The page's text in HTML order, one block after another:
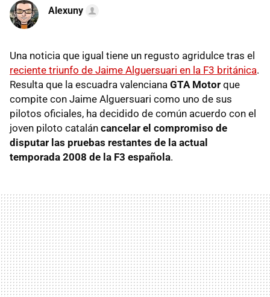
Alexuny
Una noticia que igual tiene un regusto agridulce tras el
reciente triunfo de Jaime Alguersuari en la F3 británica.
Resulta que la escuadra valenciana GTA Motor que
compite con Jaime Alguersuari como uno de sus
pilotos oficiales, ha decidido de común acuerdo con el
joven piloto catalán cancelar el compromiso de
disputar las pruebas restantes de la actual
temporada 2008 de la F3 española.